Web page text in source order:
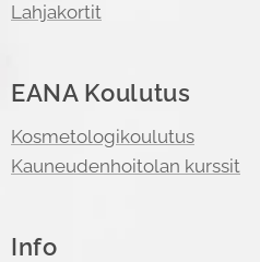
Lahjakortit
EANA Koulutus
Kosmetologikoulutus
Kauneudenhoitolan kurssit
Info